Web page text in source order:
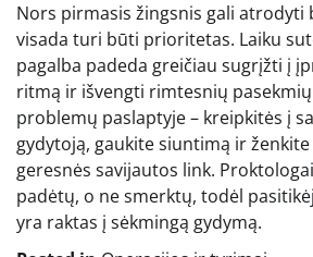
Nors pirmasis žingsnis gali atrodyti
visada turi būti prioritetas. Laiku
pagalba padeda greičiau sugrįžti į
ritmą ir išvengti rimtesnių
problemų paslaptyje – kreipkitės į
gydytoją, gaukite siuntimą ir
geresnės savijautos link.
padėtų, o ne smerktų, todėl
yra raktas į sėkmingą gydymą.